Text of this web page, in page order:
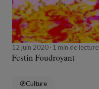
12 juin 2020 1 min de lecture
Festin Foudroyant
Culture